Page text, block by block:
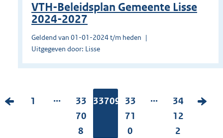
VTH-Beleidsplan Gemeente Lisse
2024-2027
Geldend van 01-01-2024 t/m heden
Uitgegeven door: Lisse
V
P
1 ...
P
a
g
33
70
8
Pagina:
33709
P
a
g
33
71
0
...
P
a
g
34
12
2
V